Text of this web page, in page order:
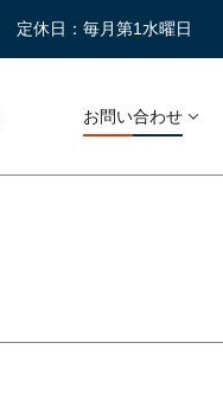
定休日：毎月第1水曜日
お問い合わせ